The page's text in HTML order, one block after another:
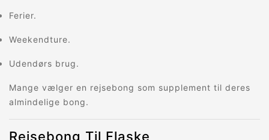
Ferier.
Weekendture.
Udendørs brug.
Mange vælger en rejsebong som supplement til deres
almindelige bong.
Rejsebong Til Flaske